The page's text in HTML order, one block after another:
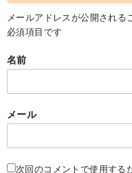
メールアドレスが公開される
必須項目です
名前
メール
次回のコメントで使用する